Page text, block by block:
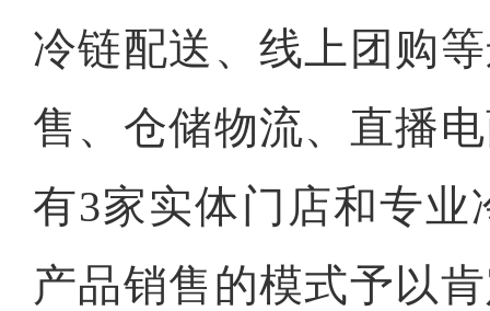
冷链配送、线上团购
售、仓储物流、直播
有3家实体门店和专
产品销售的模式予以